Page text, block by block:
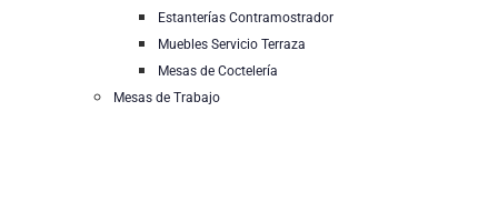
Estanterías Contramostrador
Muebles Servicio Terraza
Mesas de Coctelería
Mesas de Trabajo